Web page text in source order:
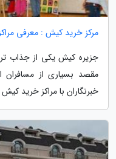
مرکز خرید کیش : معرفی
جزیره کیش یکی از جذاب
مقصد بسیاری از مسافران
خبرنگاران با مراکز خرید